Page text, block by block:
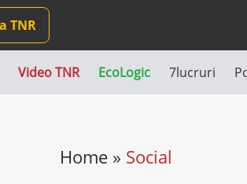
TNR
Video TNR EcoLogic 7lucruri
Home» Social